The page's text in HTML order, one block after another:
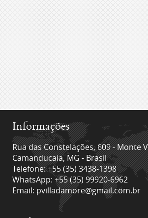
Informações
Rua das Constelações, 609 - Monte
Camanducaia, MG - Brasil
Telefone: +55 (35) 3438-1398
WhatsApp: +55 (35) 99920-6962
Email: pvilladamore@gmail.com.br